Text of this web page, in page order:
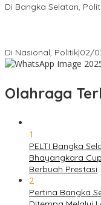
Di Bangka Selatan,
Di Nasional, Politik|02/
Olahraga
1
PELTI Bangka
Bhayangkara
Berbuah Prestasi
2
Pertina Bangka